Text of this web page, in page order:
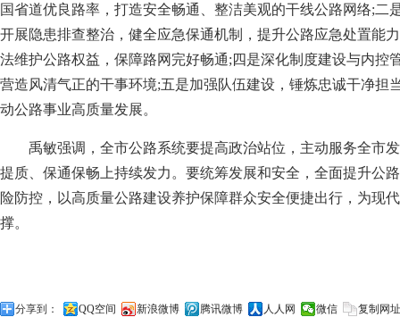
国省道优良路率，打造安全畅通、整洁美观的干线公路网络;二
开展隐患排查整治，健全应急保通机制，提升公路应急处置能
法维护公路权益，保障路网完好畅通;四是深化制度建设与内控
营造风清气正的干事环境;五是加强队伍建设，锤炼忠诚干净担
动公路事业高质量发展。
禹敏强调，全市公路系统要提高政治站位，主动服务全市
提质、保通保畅上持续发力。要统筹发展和安全，全面提升公
险防控，以高质量公路建设养护保障群众安全便捷出行，为现
撑。
分享到： QQ空间 新浪微博 腾讯微博 人人网 微信 复制网址